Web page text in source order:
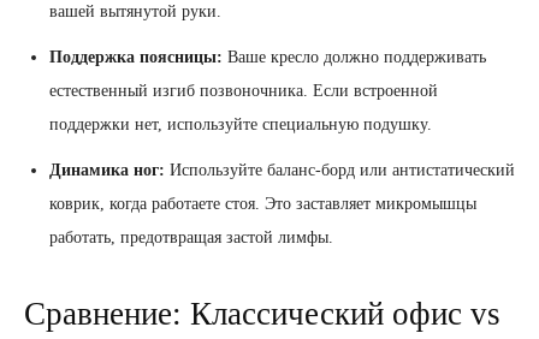
вашей вытянутой руки.
Поддержка поясницы: Ваше кресло должно поддерживать
естественный изгиб позвоночника. Если встроенной
поддержки нет, используйте специальную подушку.
Динамика ног: Используйте баланс-борд или антистатический
коврик, когда работаете стоя. Это заставляет микромышцы
работать, предотвращая застой лимфы.
Сравнение: Классический офис vs